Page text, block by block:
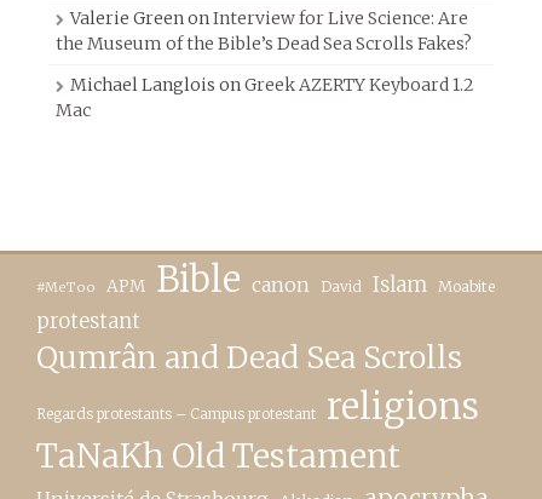
Valerie GreenonInterview for Live Science: Are
the Museum of the Bible’s Dead Sea Scrolls Fakes?
Michael Langlois onGreek AZERTY Keyboard 1.2
Mac
#MeToo APM Bible canon David Islam Moabite
protestant
Qumrân and Dead Sea Scrolls
Regards protestants – Campus protestant religions
TaNaKh Old Testament